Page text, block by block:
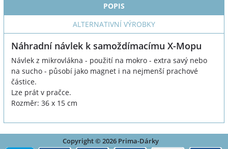
POPIS
ALTERNATIVNÍ VÝROBKY
Náhradní návlek k samoždímacímu X-Mopu
Návlek z mikrovlákna - použití na mokro - extra savý nebo
na sucho - působí jako magnet i na nejmenší prachové
částice.
Lze prát v pračce.
Rozměr: 36 x 15 cm
Copyright © 2026 Prima-Dárky